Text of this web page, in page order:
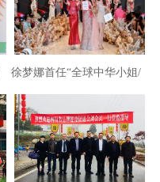
育创新型民营龙头企业
徐梦娜首任“全球中华小姐/
夫人/先生”中国区冠军评委